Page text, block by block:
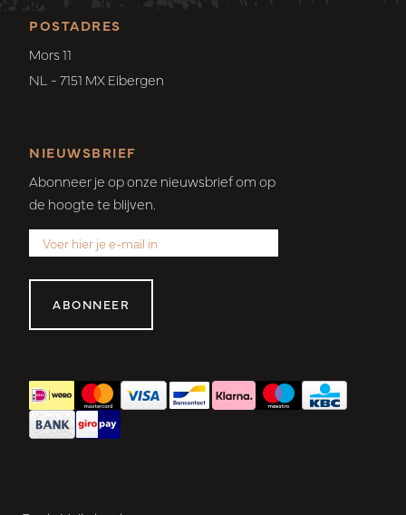
POSTADRES
Mors 11
NL - 7151 MX Eibergen
NIEUWSBRIEF
Abonneer je op onze nieuwsbrief om op
de hoogte te blijven.
ABONNEER